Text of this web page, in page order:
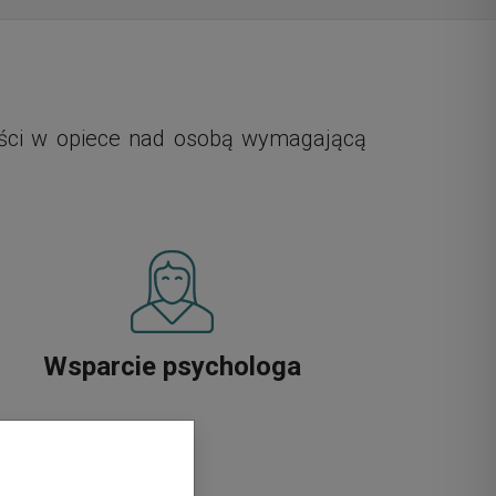
w opiece nad osobą wymagającą
Wsparcie psychologa